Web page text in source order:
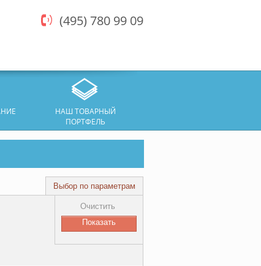
(495) 780 99 09
НАШ ТОВАРНЫЙ
ПОРТФЕЛЬ
Выбор по параметрам
Очистить